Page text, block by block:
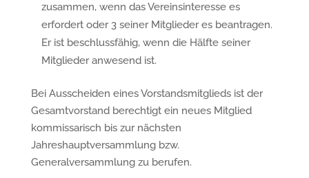
zusammen, wenn das Vereinsinteresse es
erfordert oder 3 seiner Mitglieder es beantragen.
Er ist beschlussfähig, wenn die Hälfte seiner
Mitglieder anwesend ist.
Bei Ausscheiden eines Vorstandsmitglieds ist der
Gesamtvorstand berechtigt ein neues Mitglied
kommissarisch bis zur nächsten
Jahreshauptversammlung bzw.
Generalversammlung zu berufen.